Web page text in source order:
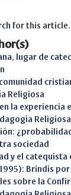
for this article.
lugar de
Religiosa
la experiencia
Religiosa
sociedad
y el catequista
Brindis
sobre la